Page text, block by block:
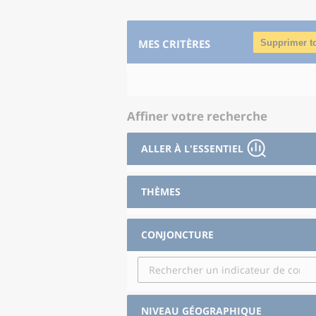
MES CRITÈRES Supprimer
Affiner votre recherche
ALLER À L'ESSENTIEL
THÈMES
CONJONCTURE
NIVEAU GÉOGRAPHIQUE